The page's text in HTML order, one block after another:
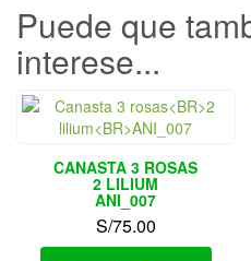
Puede que
interese...
CANASTA 3 ROSAS
2 LILIUM
ANI_007
S/75.00